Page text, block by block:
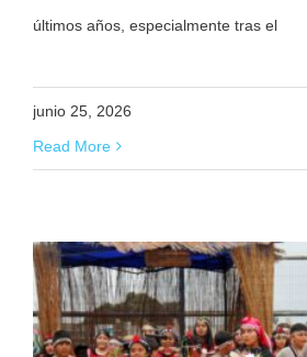
últimos años, especialmente tras el
junio 25, 2026
Read More